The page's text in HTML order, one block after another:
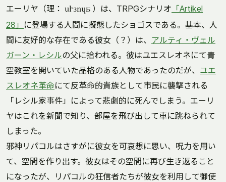
エーリヤ（理： erlija ）は、TRPGシナリオ 「Artikel
28」 に登場する人間に擬態したショゴスである。基本、人
間に友好的な存在である彼女（？）は、 アルティ・ヴェル
ガーン・レシルの父に拾われる。彼はユエスレオネにて青
空教室を開いていた品格のある人物であったのだが、 ユエ
スレオネ革命にて反革命的貴族として市民に襲撃される
「レシル家事件」によって悲劇的に死んでしまう。エーリ
ヤはこれを新聞で知り、部屋を飛び出して車に跳ねられて
しまった。
邪神リパコルはさすがに彼女を可哀想に思い、呪力を用い
て、空間を作り出す。彼女はその空間に再び生き返ること
になったが、リパコルの狂信者たちが彼女を利用して御使